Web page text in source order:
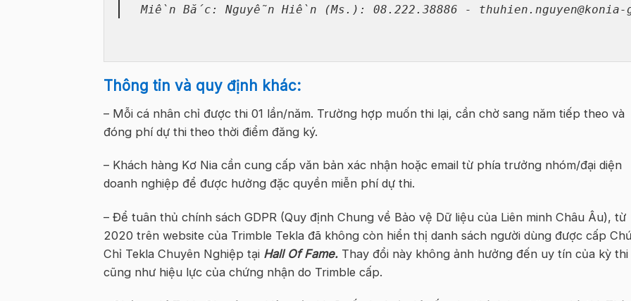
Thông tin và quy định khác:
– Mỗi cá nhân chỉ được thi 01 lần/năm. Trường hợp muốn thi lại, cần chờ sang năm tiếp theo và
đóng phí dự thi theo thời điểm đăng ký.
– Khách hàng Kơ Nia cần cung cấp văn bản xác nhận hoặc email từ phía trưởng nhóm/đại diện
doanh nghiệp để được hưởng đặc quyền miễn phí dự thi.
– Để tuân thủ chính sách GDPR (Quy định Chung về Bảo vệ Dữ liệu của Liên minh Châu Âu), từ
2020 trên website của Trimble Tekla đã không còn hiển thị danh sách người dùng được cấp
Chỉ Tekla Chuyên Nghiệp tại Hall Of Fame. Thay đổi này không ảnh hưởng đến uy tín của kỳ thi
cũng như hiệu lực của chứng nhận do Trimble cấp.